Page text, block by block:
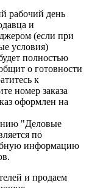
рабочий день
и
(если при
условия)
полностью
о готовности
к
номер заказа
оформлен на
"Деловые
по
информацию
и продаем